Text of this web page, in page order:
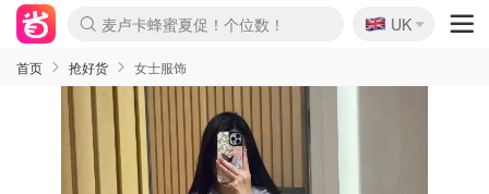
麦卢卡蜂蜜夏促！个位数！
Prada/Miu 4.8折！
啥？必胜客披萨5折！
🇬🇧
UK
首页 抢好货 女士服饰